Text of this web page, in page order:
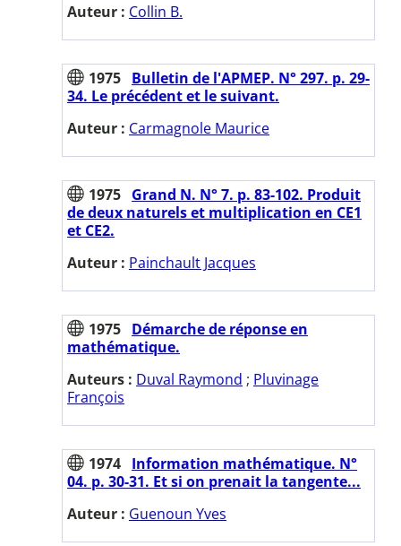
Auteur : Collin B.
1975 Bulletin de l'APMEP. N° 297. p. 29-
34. Le précédent et le suivant.
Auteur : Carmagnole Maurice
1975 Grand N. N° 7. p. 83-102. Produit
de deux naturels et multiplication en CE1
et CE2.
Auteur : Painchault Jacques
1975 Démarche de réponse en
mathématique.
Auteurs : Duval Raymond ; Pluvinage
François
1974 Information mathématique. N°
04. p. 30-31. Et si on prenait la tangente...
Auteur : Guenoun Yves